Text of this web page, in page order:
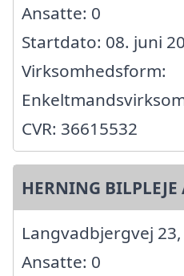
Ansatte: 0
Startdato: 08. juni
Virksomhedsform:
CVR: 36615532
HERNING BILPLEJE
Langvadbjergvej
Ansatte: 0